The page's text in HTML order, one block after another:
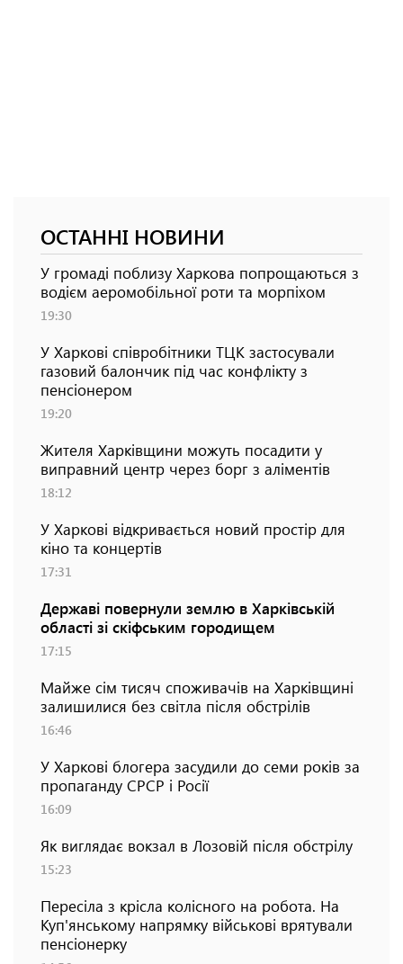
ОСТАННІ НОВИНИ
У громаді поблизу Харкова попрощаються з
водієм аеромобільної роти та морпіхом
19:30
У Харкові співробітники ТЦК застосували
газовий балончик під час конфлікту з
пенсіонером
19:20
Жителя Харківщини можуть посадити у
виправний центр через борг з аліментів
18:12
У Харкові відкривається новий простір для
кіно та концертів
17:31
Державі повернули землю в Харківській
області зі скіфським городищем
17:15
Майже сім тисяч споживачів на Харківщині
залишилися без світла після обстрілів
16:46
У Харкові блогера засудили до семи років за
пропаганду СРСР і Росії
16:09
Як виглядає вокзал в Лозовій після обстрілу
15:23
Пересіла з крісла колісного на робота. На
Куп'янському напрямку військові врятували
пенсіонерку